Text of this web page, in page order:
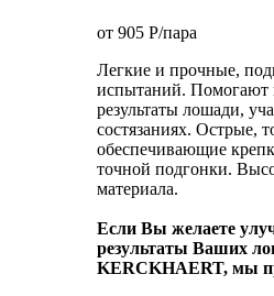
от 905 P/пара
Легкие и прочные,
испытаний. Помогают
результаты лошади,
состязаниях. Острые,
обеспечивающие
точной подгонки.
материала.
Если Вы желаете
результаты Ваших
KERCKHAERT, мы